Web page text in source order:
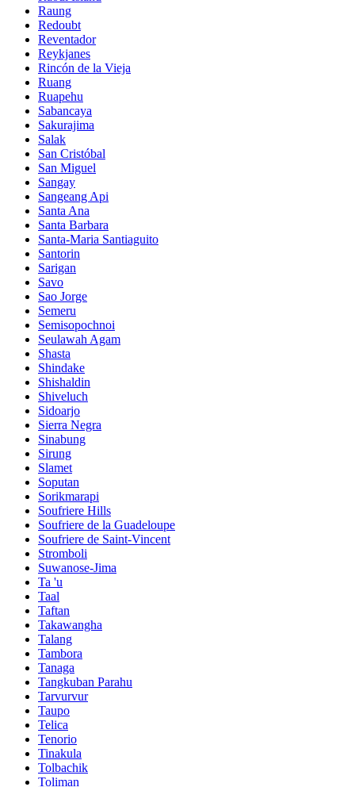
Raung
Redoubt
Reventador
Reykjanes
Rincón de la Vieja
Ruang
Ruapehu
Sabancaya
Sakurajima
Salak
San Cristóbal
San Miguel
Sangay
Sangeang Api
Santa Ana
Santa Barbara
Santa-Maria Santiaguito
Santorin
Sarigan
Savo
Sao Jorge
Semeru
Semisopochnoi
Seulawah Agam
Shasta
Shindake
Shishaldin
Shiveluch
Sidoarjo
Sierra Negra
Sinabung
Sirung
Slamet
Soputan
Sorikmarapi
Soufriere Hills
Soufriere de la Guadeloupe
Soufriere de Saint-Vincent
Stromboli
Suwanose-Jima
Ta 'u
Taal
Taftan
Takawangha
Talang
Tambora
Tanaga
Tangkuban Parahu
Tarvurvur
Taupo
Telica
Tenorio
Tinakula
Tolbachik
Toliman